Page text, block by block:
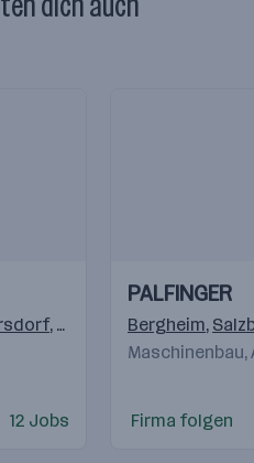
, Krottendorf (Weiz),
12 Jobs
Videos
Einblicke
Einblicke
PALFINGER
Bergheim,
Maschinenbau,
Firma folgen